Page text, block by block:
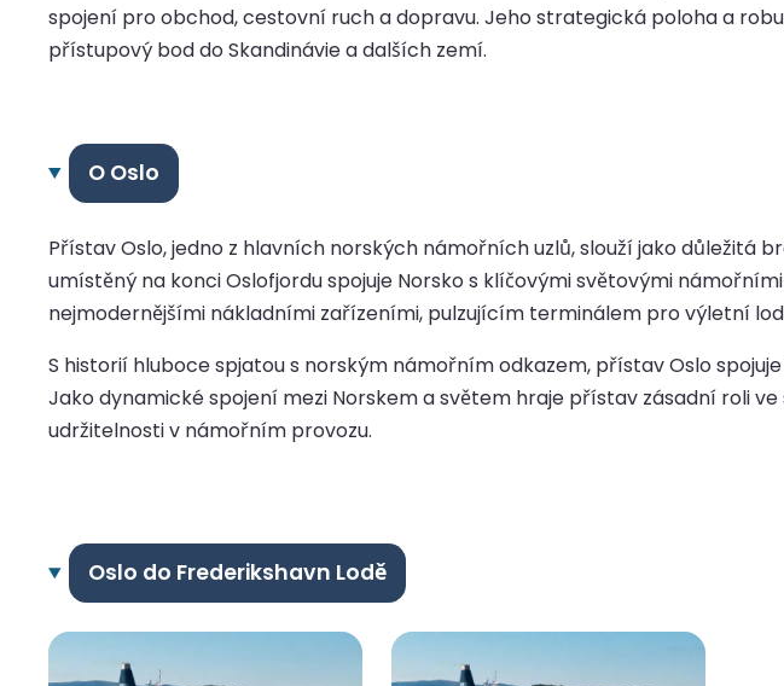
spojení pro obchod, cestovní ruch a dopravu. Jeho strategická poloha a
přístupový bod do Skandinávie a dalších zemí.
O Oslo
Přístav Oslo, jedno z hlavních norských námořních uzlů, slouží jako
umístěný na konci Oslofjordu spojuje Norsko s klíčovými světovými
nejmodernějšími nákladními zařízeními, pulzujícím terminálem pro výletní
S historií hluboce spjatou s norským námořním odkazem, přístav Oslo
Jako dynamické spojení mezi Norskem a světem hraje přístav zásadní roli
udržitelnosti v námořním provozu.
Oslo do Frederikshavn Lodě